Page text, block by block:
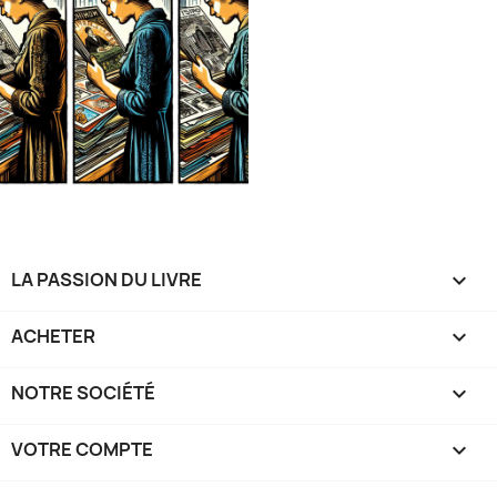
LA PASSION DU LIVRE 
ACHETER 
NOTRE SOCIÉTÉ 
VOTRE COMPTE 